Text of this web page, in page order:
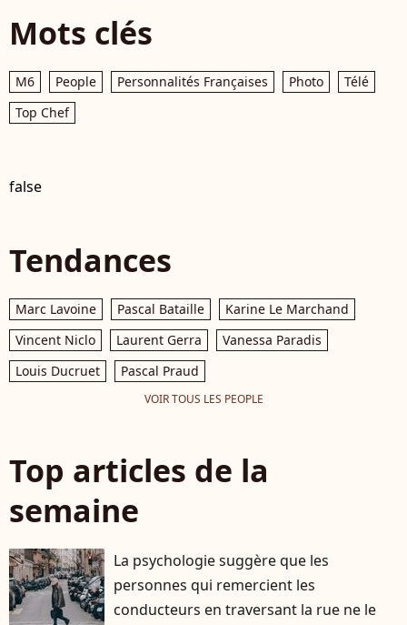
Mots clés
M6 People Personnalités Françaises Photo
Télé
Top Chef
false
Tendances
Marc Lavoine Pascal Bataille
Karine Le Marchand
Vincent Niclo
Laurent Gerra
Vanessa Paradis
Louis Ducruet
Pascal Praud
VOIR TOUS LES PEOPLE
Top articles de la
semaine
La psychologie suggère que les
personnes qui remercient les
conducteurs en traversant la rue ne le